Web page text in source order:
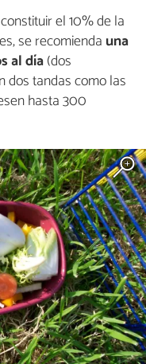
el 10% de la
se recomienda una
al día(dos
dos tandas como las
hasta 300